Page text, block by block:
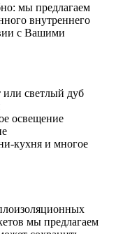
мы предлагаем
внутреннего
с Вашими
или светлый дуб
освещение
кухня и многое
мы предлагаем